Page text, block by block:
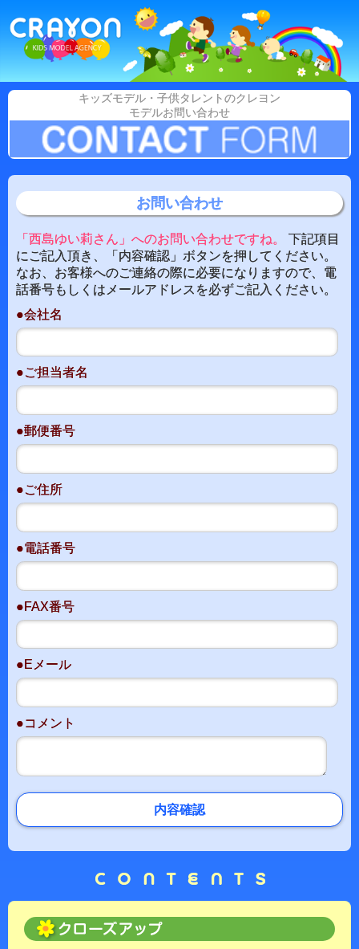
キッズモデル・子供タレントのクレヨン
モデルお問い合わせ
お問い合わせ
「西島ゆい莉さん」へのお問い合わせですね。
下記項目
にご記入頂き、「内容確認」ボタンを押してください。
なお、お客様へのご連絡の際に必要になりますので、電
話番号もしくはメールアドレスを必ずご記入ください。
●会社名
●ご担当者名
●郵便番号
●ご住所
●電話番号
●FAX番号
●Eメール
●コメント
内容確認